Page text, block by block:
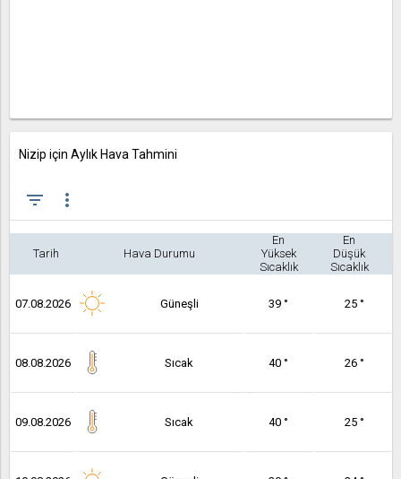
Nizip için Aylık Hava Tahmini
filter_list more_vert
Tarih Hava Durumu
En
Yüksek
Sıcaklık
En
Düşük
Sıcaklık
07.08.2026 Güneşli 39 ° 25 °
08.08.2026 Sıcak 40 ° 26 °
09.08.2026 Sıcak 40 ° 25 °